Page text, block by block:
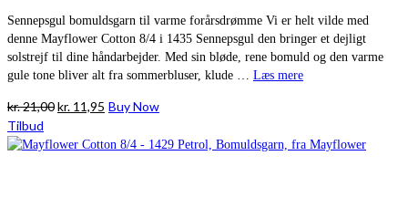
Sennepsgul bomuldsgarn til varme forårsdrømme Vi er helt vilde med
denne Mayflower Cotton 8/4 i 1435 Sennepsgul den bringer et dejligt
solstrejf til dine håndarbejder. Med sin bløde, rene bomuld og den varme
gule tone bliver alt fra sommerbluser, klude … Læs mere
kr.21,00Den
pris
kr. 11,95 Den
pris
Buy Now
Tilbud